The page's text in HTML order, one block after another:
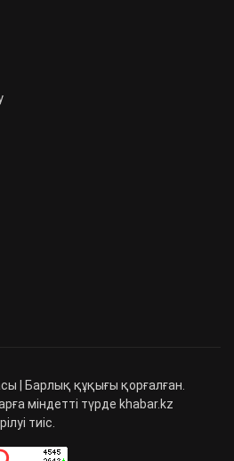
| Барлық құқығы қорғалған.
міндетті түрде khabar.kz
тиіс.